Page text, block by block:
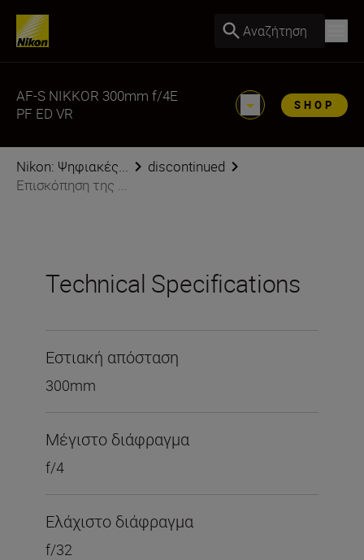
Αναζήτηση
AF-S NIKKOR 300mm f/4E
PF ED VR
SHOP
Nikon: Ψηφιακές...
discontinued
Επισκόπηση της ...
Technical Specifications
Εστιακή απόσταση
300mm
Μέγιστο διάφραγμα
f/4
Ελάχιστο διάφραγμα
f/32